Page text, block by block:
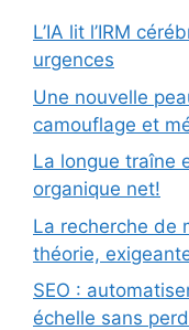
L’IA lit l’IRM
urgences
Une nouvelle
camouflage et
La longue traîne
organique net!
La recherche de
théorie,
SEO :
échelle sans